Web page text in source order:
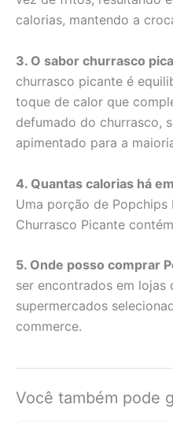
calorias, mantendo a
3. O sabor churrasco
churrasco picante é
toque de calor que
defumado do churrasco,
apimentado para a
4. Quantas calorias há
Uma porção de
Churrasco Picante
5. Onde posso comprar
ser encontrados em lojas
supermercados
commerce.
Você também pode